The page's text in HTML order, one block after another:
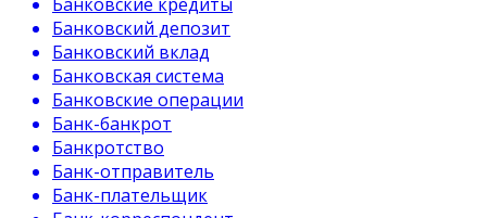
Банковский депозит
Банковский вклад
Банковская система
Банковские операции
Банк-банкрот
Банкротство
Банк-отправитель
Банк-плательщик